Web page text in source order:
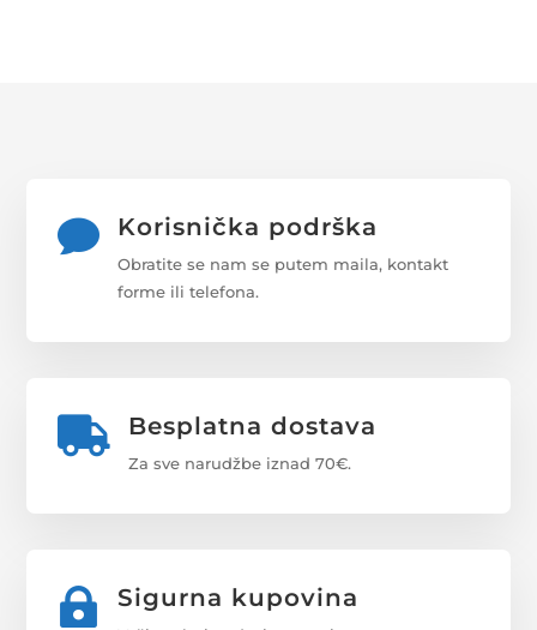
 Korisnička podrška
Obratite se nam se putem maila, kontakt
forme ili telefona.
 Besplatna dostava
Za sve narudžbe iznad 70€.
 Sigurna kupovina